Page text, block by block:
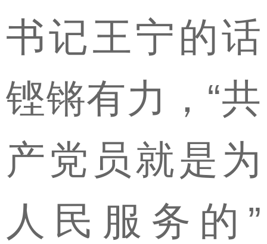
书记王宁的话
铿锵有力，“共
产党员就是为
人民服务的”